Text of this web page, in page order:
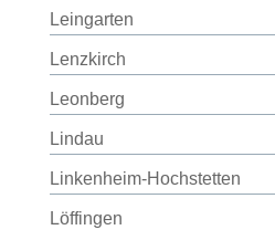
Leingarten
Lenzkirch
Leonberg
Lindau
Linkenheim-Hochstetten
Löffingen